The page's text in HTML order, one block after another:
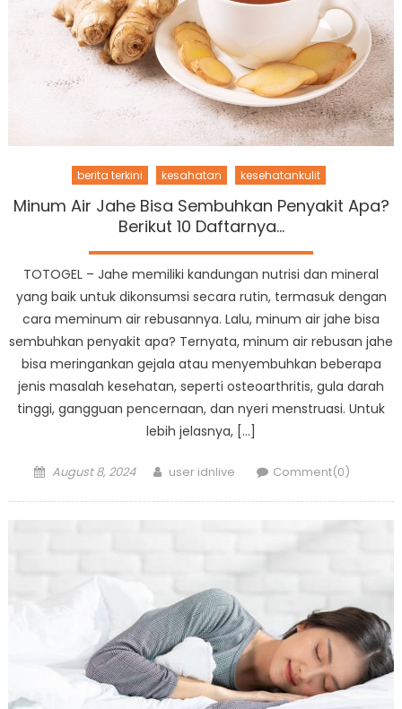
berita terkini kesahatan kesehatankulit
Minum Air Jahe Bisa Sembuhkan Penyakit Apa?
Berikut 10 Daftarnya…
TOTOGEL – Jahe memiliki kandungan nutrisi dan mineral
yang baik untuk dikonsumsi secara rutin, termasuk dengan
cara meminum air rebusannya. Lalu, minum air jahe bisa
sembuhkan penyakit apa? Ternyata, minum air rebusan jahe
bisa meringankan gejala atau menyembuhkan beberapa
jenis masalah kesehatan, seperti osteoarthritis, gula darah
tinggi, gangguan pencernaan, dan nyeri menstruasi. Untuk
lebih jelasnya, […]
Posted
August 8, 2024 Author
user idnlive Comment(0)